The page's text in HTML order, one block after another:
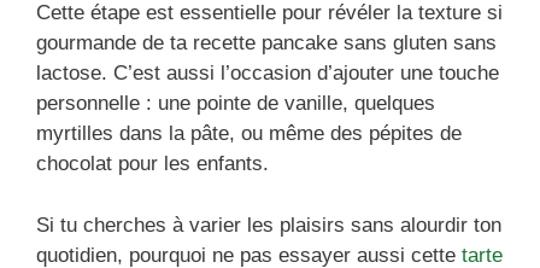
Cette étape est essentielle pour révéler la texture si
gourmande de ta recette pancake sans gluten sans
lactose. C’est aussi l’occasion d’ajouter une touche
personnelle : une pointe de vanille, quelques
myrtilles dans la pâte, ou même des pépites de
chocolat pour les enfants.
Si tu cherches à varier les plaisirs sans alourdir ton
quotidien, pourquoi ne pas essayer aussi cette tarte